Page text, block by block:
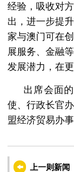
经验，吸收对
出，进一步提
家与澳门可在
展服务、金融
发展潜力，在
出席会面
使、行政长官
盟经济贸易办
上一则新闻